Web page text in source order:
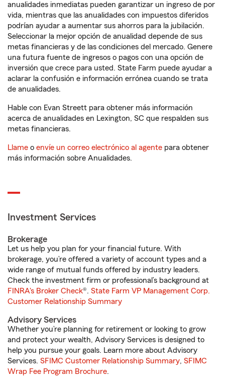
anualidades inmediatas pueden garantizar un ingreso de por
vida, mientras que las anualidades con impuestos diferidos
podrían ayudar a aumentar sus ahorros para la jubilación.
Seleccionar la mejor opción de anualidad depende de sus
metas financieras y de las condiciones del mercado. Genere
una futura fuente de ingresos o pagos con una opción de
inversión que crece para usted. State Farm puede ayudar a
aclarar la confusión e información errónea cuando se trata
de anualidades.
Hable con Evan Streett para obtener más información
acerca de anualidades en Lexington, SC que respalden sus
metas financieras.
Llame o envíe un correo electrónico al agente para obtener
más información sobre Anualidades.
Investment Services
Brokerage
Let us help you plan for your financial future. With
brokerage, you’re offered a variety of account types and a
wide range of mutual funds offered by industry leaders.
Check the investment firm or professional’s background at
FINRA's Broker Check®. State Farm VP Management Corp.
Customer Relationship Summary
Advisory Services
Whether you’re planning for retirement or looking to grow
and protect your wealth, Advisory Services is designed to
help you pursue your goals. Learn more about Advisory
Services. SFIMC Customer Relationship Summary, SFIMC
Wrap Fee Program Brochure.